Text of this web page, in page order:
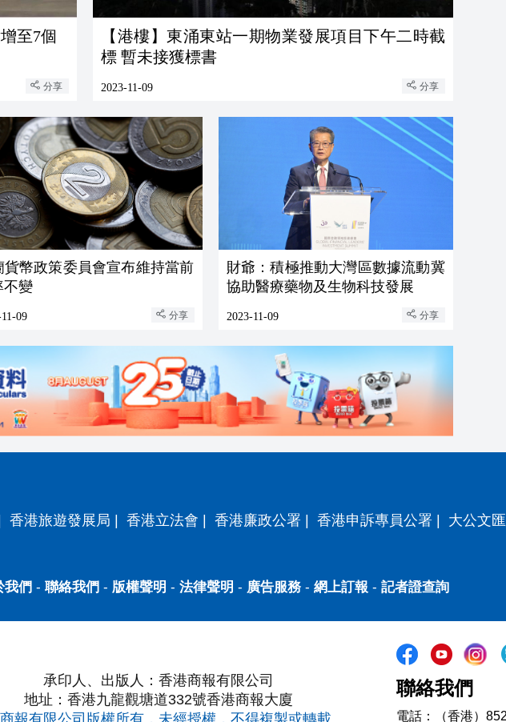
與馬尼拉啟航 航點增至7個
分享
【港樓】東涌東站一期物業發展項目下午二時截
標 暫未接獲標書
2023-11-09 分享
貨幣政策委員會宣布維持當前
不變
09 分享
財爺：積極推動大灣區數據流動冀
協助醫療藥物及生物科技發展
2023-11-09 分享
香港旅遊發展局 香港立法會 香港廉政公署 香港申訴專員公署 大公文
我們 - 聯絡我們 - 版權聲明 - 法律聲明 - 廣告服務- 網上訂報 - 記者證查詢
承印人、出版人：香港商報有限公司
地址：香港九龍觀塘道332號香港商報大廈
報有限公司版權所有，未經授權，不得複製或轉載。
聯絡我們
電話：（香港）